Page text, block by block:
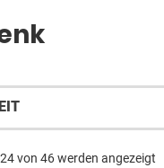
von 46 werden angezeigt